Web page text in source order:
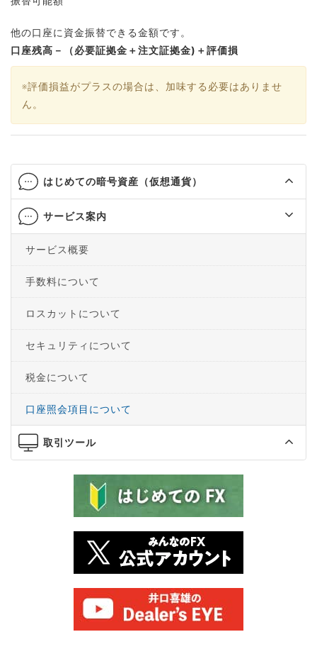
他の口座に資金振替できる金額です。
口座残高－（必要証拠金＋注文証拠金)＋評価損
※評価損益がプラスの場合は、加味する必要はありませ
ん。
はじめての暗号資産（仮想通貨）
サービス案内
サービス概要
手数料について
ロスカットについて
セキュリティについて
税金について
口座照会項目について
取引ツール